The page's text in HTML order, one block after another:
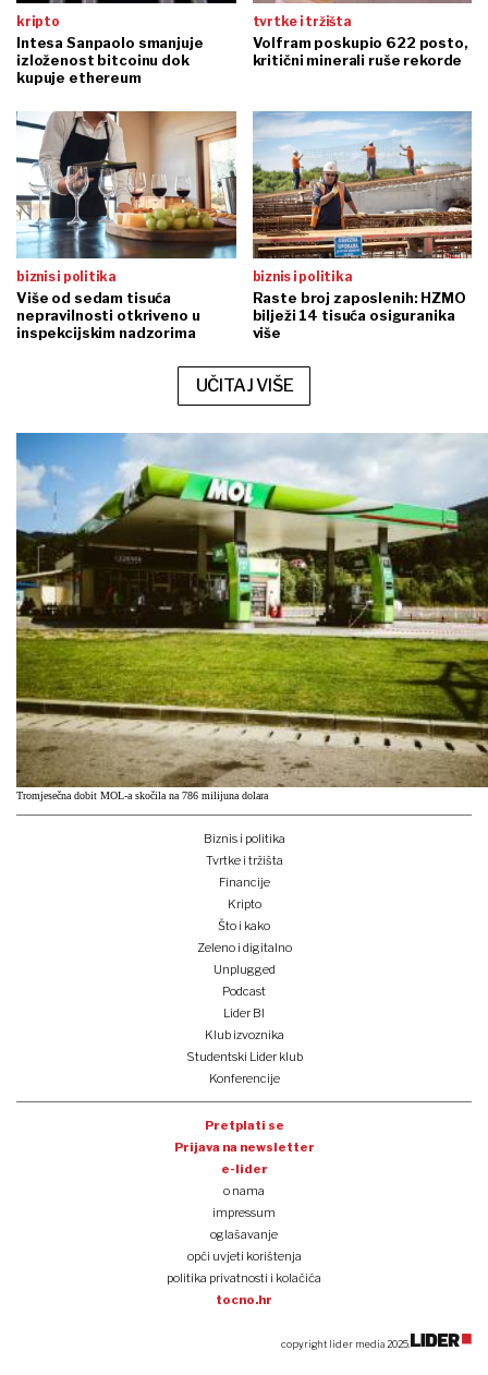
kripto
Intesa Sanpaolo smanjuje
izloženost bitcoinu dok
kupuje ethereum
tvrtke i tržišta
Volfram poskupio 622 posto,
kritični minerali ruše rekorde
biznis i politika
Više od sedam tisuća
nepravilnosti otkriveno u
inspekcijskim nadzorima
biznis i politika
Raste broj zaposlenih: HZMO
bilježi 14 tisuća osiguranika
više
UČITAJ VIŠE
Tromjesečna dobit MOL-a skočila na 786 milijuna dolara
Biznis i politika
Tvrtke i tržišta
Financije
Kripto
Što i kako
Zeleno i digitalno
Unplugged
Podcast
Lider BI
Klub izvoznika
Studentski Lider klub
Konferencije
Pretplati se
Prijava na newsletter
e-lider
o nama
impressum
oglašavanje
opći uvjeti korištenja
politika privatnosti i kolačića
tocno.hr
copyright lider media 2025.